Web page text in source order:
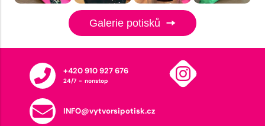
Galerie potisků
+420 910 927 676
24/7 - nonstop
INFO@vytvorsipotisk.cz